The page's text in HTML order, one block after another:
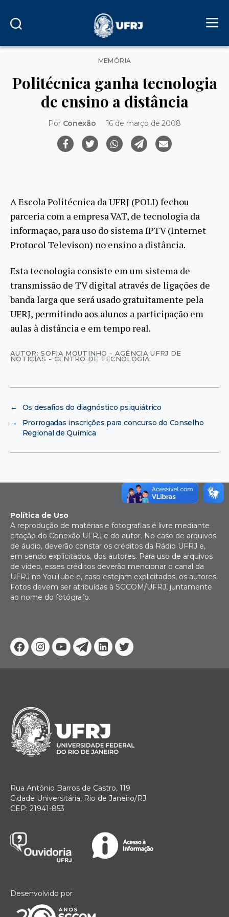
Categorias
MEMÓRIA
Politécnica ganha tecnologia
de ensino a distância
Por Conexão 16 de março de 2008
A Escola Politécnica da UFRJ (POLI) fechou
parceria com a empresa VAT, de tecnologia da
informação, para uso do sistema IPTV (Internet
Protocol Televison) no ensino a distância.
Esta tecnologia consiste em um sistema de
transmissão de TV digital através de ligações de
banda larga que será usado gratuitamente pela
UFRJ, permitindo aos alunos a participação em
aulas à distância e em tempo real.
AUTOR: SOFIA MOUTINHO - AGÊNCIA UFRJ DE
NOTÍCIAS - CENTRO DE TECNOLOGIA
←
Os desafios do diagnóstico psiquiátrico
→
Prorrogadas inscrições para concurso do Conselho
Regional de Química
Facebook
Instagram
YoutubeTelegram
Linkedin
Twitter
Política de Uso
A reprodução de matérias e fotografias é livre mediante
citação do Conexão UFRJ e do autor. No caso de arquivos
de áudio, deverão constar os créditos da Rádio UFRJ e,
em sendo explicitados, dos autores. Para uso de arquivos
de vídeo, esses créditos deverão mencionar o canal da
UFRJ no YouTube e, caso estejam explicitados, os autores.
Fotos devem ser atribuídas à SGCOM/UFRJ, juntamente
ao nome do fotógrafo.
Rua Antônio Barros de Castro, 119
Cidade Universitária, Rio de Janeiro/RJ
CEP: 21941-853
Desenvolvido por